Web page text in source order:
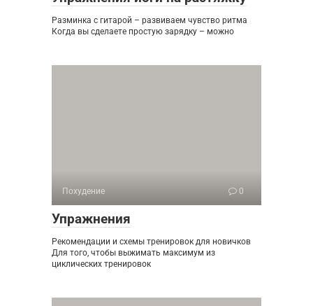
Разминка с гитарой – развиваем чувство ритма
Когда вы сделаете простую зарядку – можно
Похудение 0
Упражнения
Рекомендации и схемы тренировок для новичков
Для того, чтобы выжимать максимум из
циклических тренировок